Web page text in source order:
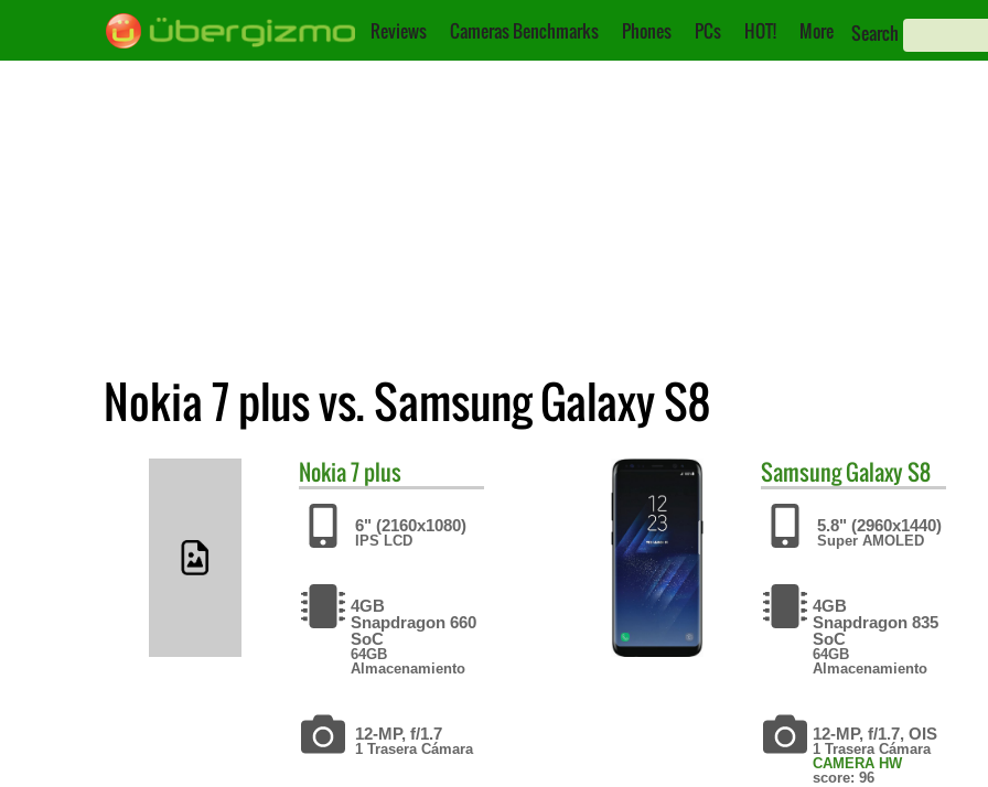
Reviews Cameras Benchmarks Phones PCs HOT! More Search
Nokia 7 plus vs. Samsung Galaxy S8
Nokia7 plus
6" (2160x1080)
IPS LCD
4GB
Snapdragon 660
SoC
64GB
Almacenamiento
12-MP, f/1.7
1 Trasera Cámara
SamsungGalaxy S8
5.8" (2960x1440)
Super AMOLED
4GB
Snapdragon 835
SoC
64GB
Almacenamiento
12-MP, f/1.7, OIS
1 Trasera Cámara
CAMERA HW
score: 96